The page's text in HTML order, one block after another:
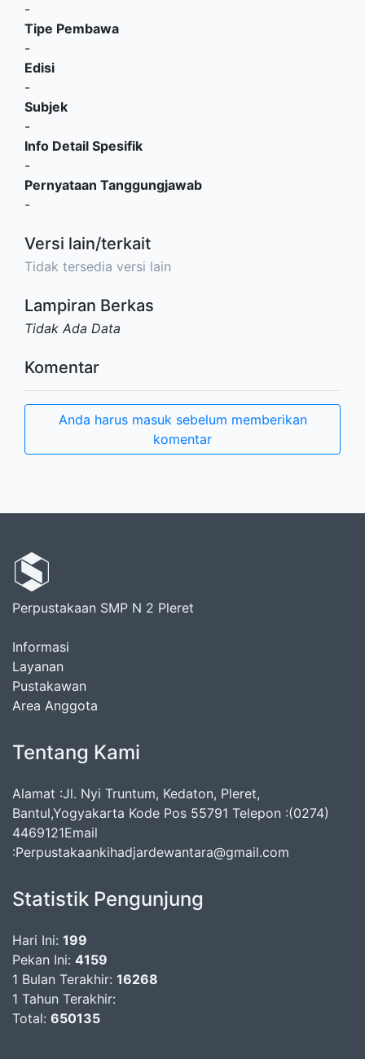
-
Tipe Pembawa
-
Edisi
-
Subjek
-
Info Detail Spesifik
-
Pernyataan Tanggungjawab
-
Versi lain/terkait
Tidak tersedia versi lain
Lampiran Berkas
Tidak Ada Data
Komentar
Anda harus masuk sebelum memberikan
komentar
Perpustakaan SMP N 2 Pleret
Informasi
Layanan
Pustakawan
Area Anggota
Tentang Kami
Alamat :Jl. Nyi Truntum, Kedaton, Pleret,
Bantul,Yogyakarta Kode Pos 55791 Telepon :(0274)
4469121Email
:Perpustakaankihadjardewantara@gmail.com
Statistik Pengunjung
Hari Ini: 199
Pekan Ini: 4159
1 Bulan Terakhir: 16268
1 Tahun Terakhir:
Total: 650135